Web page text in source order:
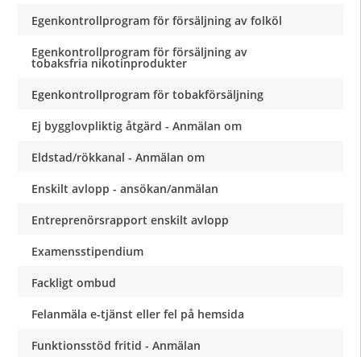
Egenkontrollprogram för försäljning av folköl
Egenkontrollprogram för försäljning av
tobaksfria nikotinprodukter
Egenkontrollprogram för tobakförsäljning
Ej bygglovpliktig åtgärd - Anmälan om
Eldstad/rökkanal - Anmälan om
Enskilt avlopp - ansökan/anmälan
Entreprenörsrapport enskilt avlopp
Examensstipendium
Fackligt ombud
Felanmäla e-tjänst eller fel på hemsida
Funktionsstöd fritid - Anmälan